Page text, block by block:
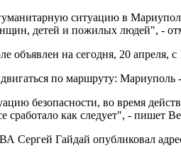
ситуацию в
детей и пожилых людей", -
объявлен на сегодня, 20 апреля,
двигаться по маршруту:
безопасности, во время
сработало как следует", - пишет
Сергей Гайдай опубликовал